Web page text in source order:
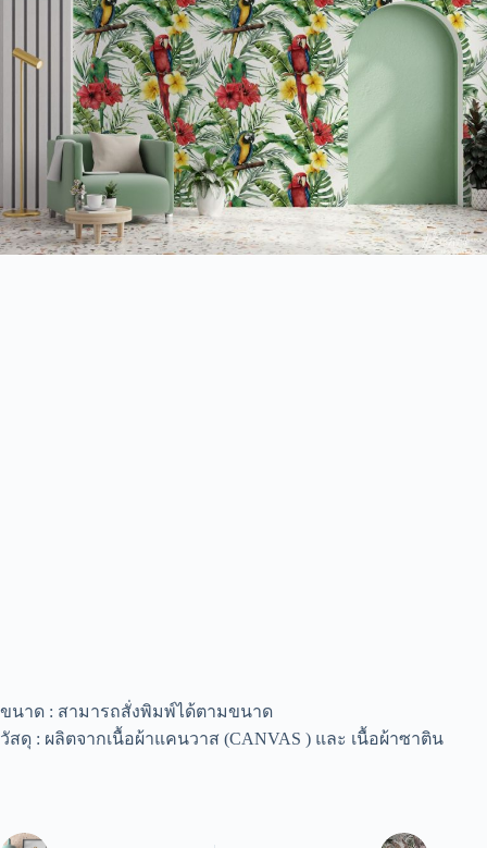
ขนาด : สามารถสั่งพิมพ์ได้ตามขนาด
วัสดุ : ผลิตจากเนื้อผ้าแคนวาส (CANVAS ) และ เนื้อผ้าซาติน